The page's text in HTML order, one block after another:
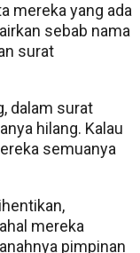
mereka yang ada
sebab nama
surat
dalam surat
hilang. Kalau
semuanya
mereka
pimpinan